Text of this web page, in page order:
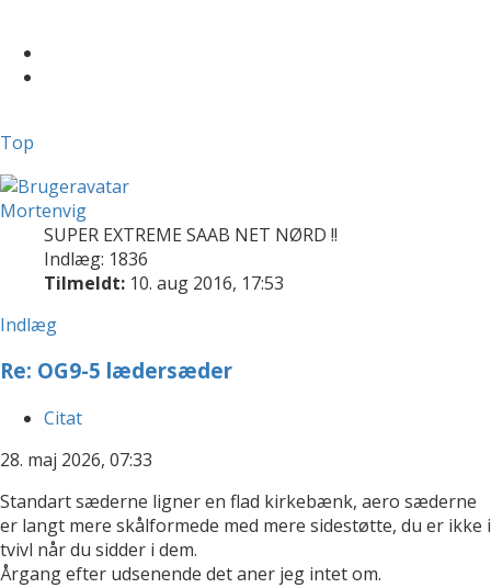
Top
Mortenvig
SUPER EXTREME SAAB NET NØRD !!
Indlæg: 1836
Tilmeldt: 10. aug 2016, 17:53
Indlæg
Re: OG9-5 lædersæder
Citat
28. maj 2026, 07:33
Standart sæderne ligner en flad kirkebænk, aero sæderne
er langt mere skålformede med mere sidestøtte, du er ikke i
tvivl når du sidder i dem.
Årgang efter udsenende det aner jeg intet om.